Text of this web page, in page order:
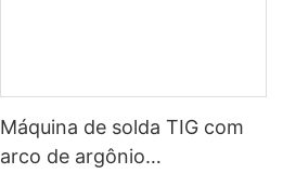
Máquina de solda TIG com
arco de argônio